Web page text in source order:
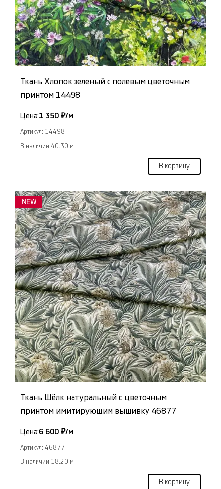
Ткань Хлопок зеленый с полевым цветочным
принтом 14498
Цена:1 350 ₽/м
Артикул: 14498
В наличии 40.30 м
В корзину
NEW
Ткань Шёлк натуральный с цветочным
принтом имитирующим вышивку 46877
Цена:6 600 ₽/м
Артикул: 46877
В наличии 18.20 м
В корзину